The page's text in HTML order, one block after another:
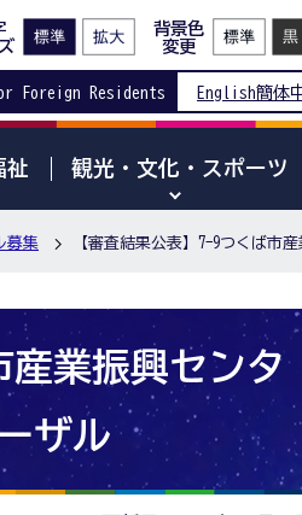
背景色
変更
Foreign Residents English簡体
祉 観光・文化・スポーツ
募集 【審査結果公表】7-9つくば市
産業振興センタ
ザル